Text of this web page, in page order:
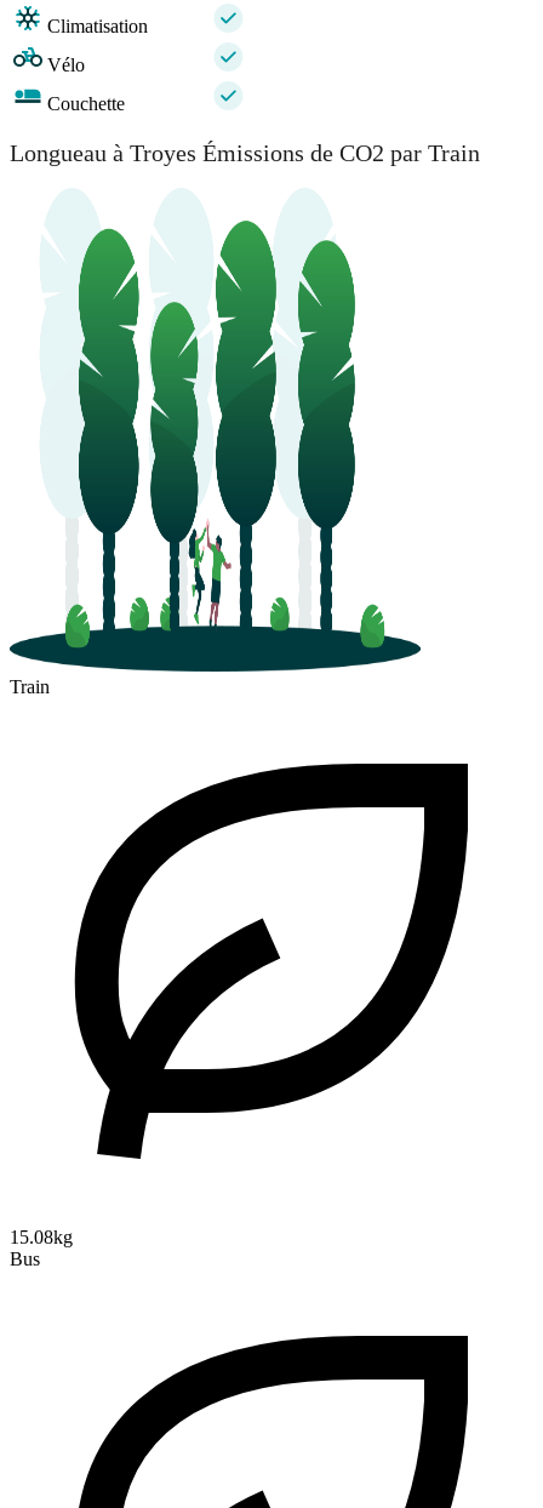
Climatisation
Vélo
Couchette
Longueau à Troyes Émissions de CO2 par Train
Train
15.08kg
Bus